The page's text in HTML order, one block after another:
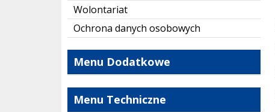
Wolontariat
Ochrona danych osobowych
Menu Dodatkowe
Menu Techniczne